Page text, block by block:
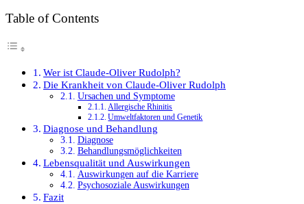
Table of Contents
Wer ist Claude-Oliver Rudolph?
Die Krankheit von Claude-Oliver Rudolph
Ursachen und Symptome
Allergische Rhinitis
Umweltfaktoren und Genetik
Diagnose und Behandlung
Diagnose
Behandlungsmöglichkeiten
Lebensqualität und Auswirkungen
Auswirkungen auf die Karriere
Psychosoziale Auswirkungen
Fazit